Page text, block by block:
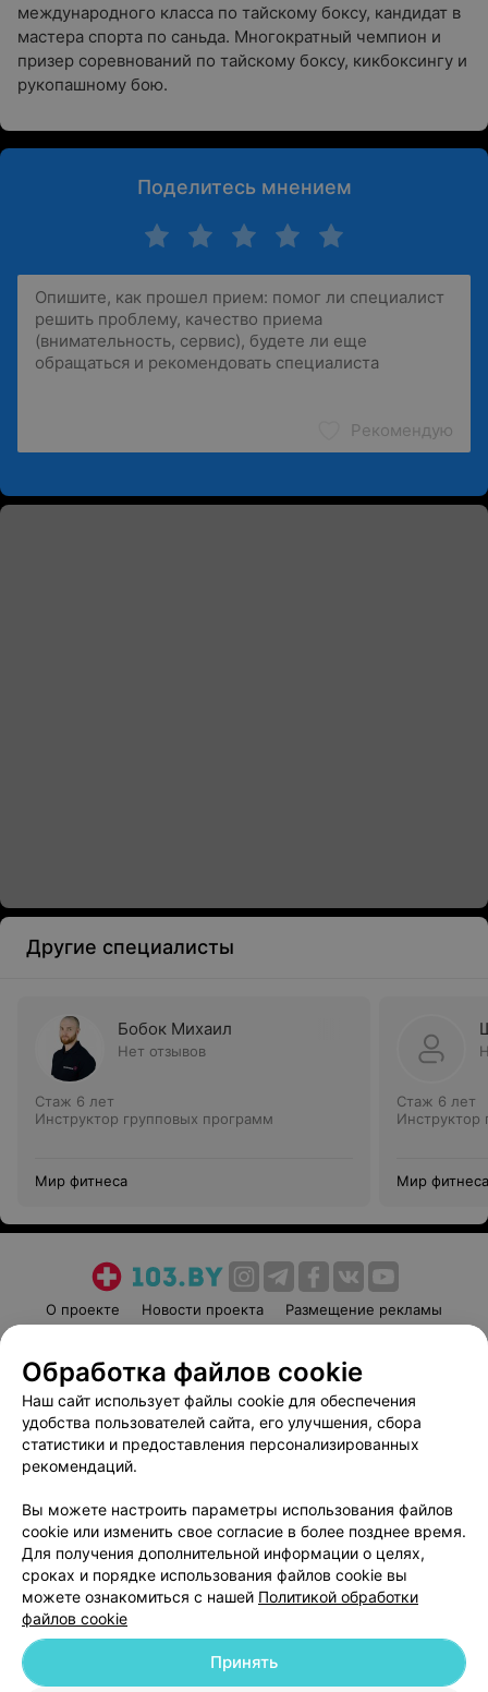
международного класса по тайскому боксу, кандидат в
мастера спорта по саньда. Многократный чемпион и
призер соревнований по тайскому боксу, кикбоксингу и
рукопашному бою.
Поделитесь мнением
Рекомендую
Другие специалисты
Бобок Михаил
Нет отзывов
Стаж 6 лет
Инструктор групповых программ
Мир фитнеса
Стаж 6 лет
Инструктор
Мир фитнеса
О проекте Новости проекта
Размещение рекламы
Пользовательское соглашение
Способы оплаты
Вакансии
Партнеры
Написать руководителю 103.by
Обработка персональных данных
© 2026 ООО «Артокс Лаб», УНП 191700409
| 220012, Республика Беларусь,
Обработка файлов cookie
Наш сайт использует файлы cookie для обеспечения
удобства пользователей сайта, его улучшения, сбора
статистики и предоставления персонализированных
рекомендаций.
Вы можете настроить параметры использования файлов
cookie или изменить свое согласие в более позднее время.
Для получения дополнительной информации о целях,
сроках и порядке использования файлов cookie вы
можете ознакомиться с нашей Политикой обработки
файлов cookie
Принять